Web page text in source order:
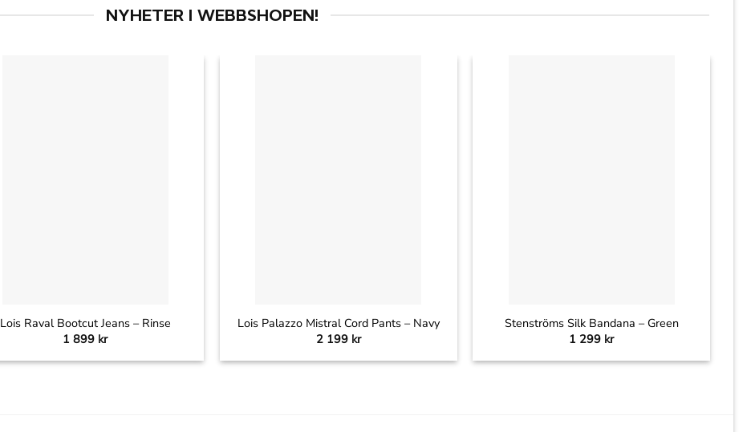
NYHETER I WEBBSHOPEN!
Lois Raval Bootcut Jeans – Rinse
1 899 kr
Lois Palazzo Mistral Cord Pants – Navy
2 199 kr
Stenströms Silk Bandana – Green
1 299 kr